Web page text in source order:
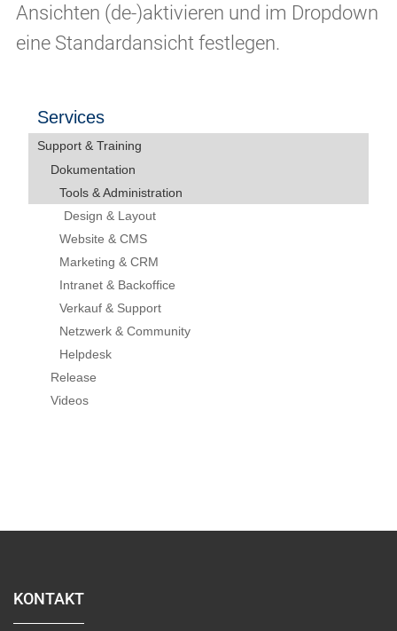
Ansichten (de-)aktivieren und im Dropdown
eine Standardansicht festlegen.
Services
Support & Training
Dokumentation
Tools & Administration
Design & Layout
Website & CMS
Marketing & CRM
Intranet & Backoffice
Verkauf & Support
Netzwerk & Community
Helpdesk
Release
Videos
KONTAKT